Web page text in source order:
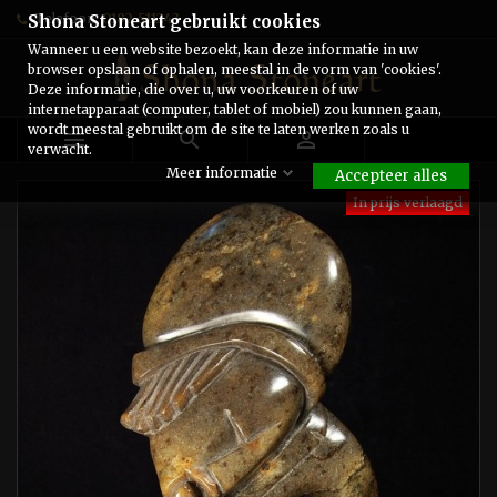
Telefoon: 0182-511243
  
In prijs verlaagd
Shona Stoneart gebruikt cookies
Wanneer u een website bezoekt, kan deze informatie in uw
browser opslaan of ophalen, meestal in de vorm van 'cookies'.
Deze informatie, die over u, uw voorkeuren of uw
internetapparaat (computer, tablet of mobiel) zou kunnen gaan,
wordt meestal gebruikt om de site te laten werken zoals u
verwacht.
Meer informatie
Accepteer alles